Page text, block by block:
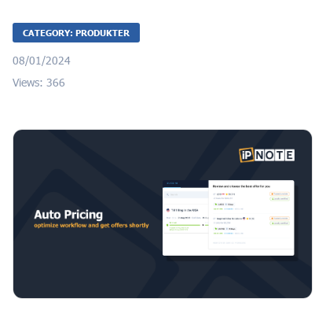
CATEGORY: PRODUKTER
08/01/2024
Views: 366